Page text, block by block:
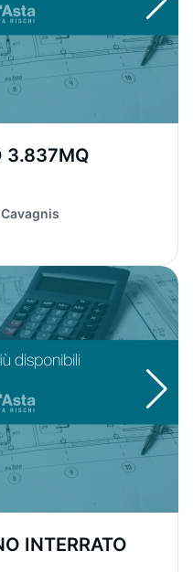
3.837MQ
INTERRATO